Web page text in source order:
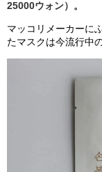
25000ウォン）。
マッコリメーカーに
たマスクは今流行中